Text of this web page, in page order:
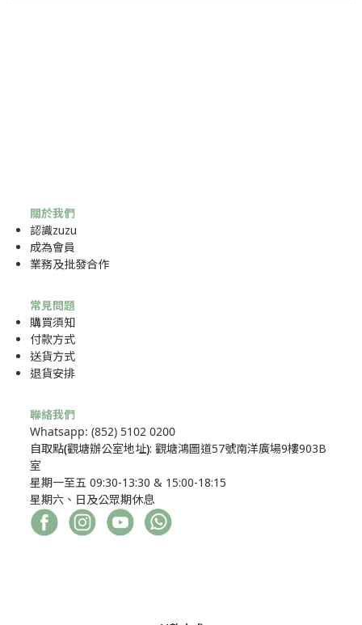
關於我們
認識zuzu
成為會員
業務及批發合作
常見問題
購買須知
付款方式
送貨方式
退貨安排
聯絡我們
Whatsapp: (852) 5102 0200
自取點(觀塘辦公室地址): 觀塘鴻圖道57號南洋廣場9樓903B
室
星期一至五 09:30-13:30 & 15:00-18:15
星期六、日及公眾期休息